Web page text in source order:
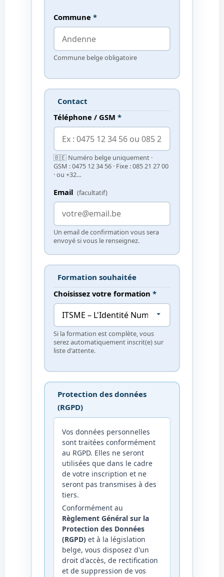
Commune *
Commune belge obligatoire
Contact
Téléphone / GSM *
🇧🇪 Numéro belge uniquement ·
GSM : 0475 12 34 56 · Fixe : 085 21 27 00
· ou +32…
Email (facultatif)
Un email de confirmation vous sera
envoyé si vous le renseignez.
Formation souhaitée
Choisissez votre formation *
Si la formation est complète, vous
serez automatiquement inscrit(e) sur
liste d'attente.
Protection des données
(RGPD)
Vos données personnelles
sont traitées conformément
au RGPD. Elles ne seront
utilisées que dans le cadre
de votre inscription et ne
seront pas transmises à des
tiers.
Conformément au
Règlement Général sur la
Protection des Données
(RGPD)et à la législation
belge, vous disposez d'un
droit d'accès, de rectification
et de suppression de vos